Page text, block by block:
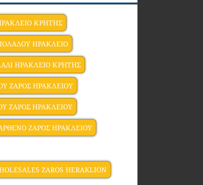
ΚΡΗΤΗΣ
ΗΡΑΚΛΕΙΟ
ΗΡΑΚΛΕΙΟ ΚΡΗΤΗΣ
ΖΑΡΟΣ ΗΡΑΚΛΕΙΟΥ
ΖΑΡΟΣ ΗΡΑΚΛΕΙΟΥ
ΖΑΡΟΣ ΗΡΑΚΛΕΙΟΥ
ZAROS HERAKLION